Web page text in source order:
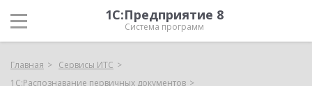
1С:Предприятие 8
Система программ
Главная
Сервисы ИТС
1С:Распознавание первичных документов